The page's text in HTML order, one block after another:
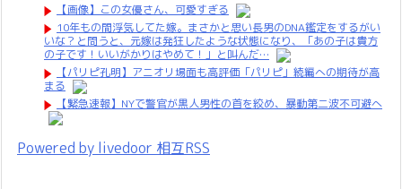
【画像】この女優さん、可愛すぎる
10年もの間浮気してた嫁。まさかと思い長男のDNA鑑定をするがい
いな？と問うと、元嫁は発狂したような状態になり、「あの子は貴方
の子です！いいがかりはやめて！」と叫んだ…
【パリピ孔明】アニオリ場面も高評価「パリピ」続編への期待が高
まる
【緊急速報】NYで警官が黒人男性の首を絞め、暴動第二波不可避へ
Powered by livedoor 相互RSS